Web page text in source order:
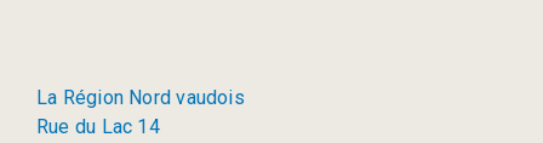
La Région Nord vaudois
Rue du Lac 14